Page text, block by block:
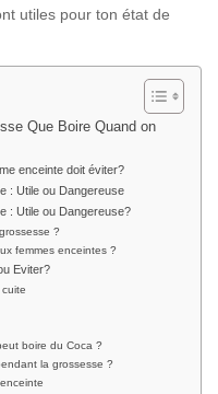
utiles pour ton état de
Que Boire Quand on
enceinte doit éviter?
: Utile ou Dangereuse
: Utile ou Dangereuse?
?
femmes enceintes ?
Eviter?
boire du Coca ?
la grossesse ?